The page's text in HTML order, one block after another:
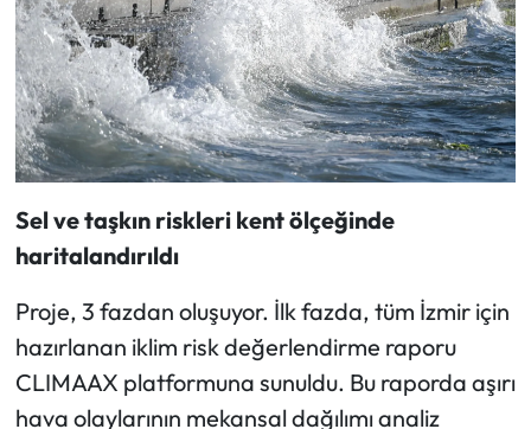
Sel ve taşkın riskleri kent ölçeğinde
haritalandırıldı
Proje, 3 fazdan oluşuyor. İlk fazda, tüm İzmir için
hazırlanan iklim risk değerlendirme raporu
CLIMAAX platformuna sunuldu. Bu raporda aşırı
hava olaylarının mekansal dağılımı analiz